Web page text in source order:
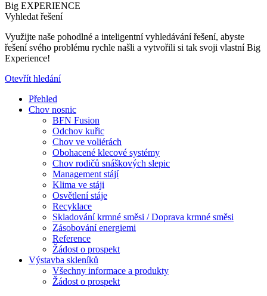
Big EXPERIENCE
Vyhledat řešení
Využijte naše pohodlné a inteligentní vyhledávání řešení, abyste
řešení svého problému rychle našli a vytvořili si tak svoji vlastní Big
Experience!
Otevřít hledání
Přehled
Chov nosnic
BFN Fusion
Odchov kuřic
Chov ve voliérách
Obohacené klecové systémy
Chov rodičů snáškových slepic
Management stájí
Klima ve stáji
Osvětlení stáje
Recyklace
Skladování krmné směsi / Doprava krmné směsi
Zásobování energiemi
Reference
Žádost o prospekt
Výstavba skleníků
Všechny informace a produkty
Žádost o prospekt